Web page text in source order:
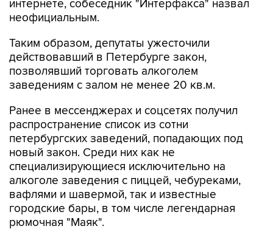
Таким образом, депутаты ужесточили
позволявший торговать алкоголем
заведениям с залом не менее 20 кв.м.
Ранее в мессенджерах и соцсетях получил
петербургских заведений, попадающих под
новый закон. Среди них как не
специализирующиеся исключительно на
алкоголе заведения с пиццей, чебуреками,
вафлями и шавермой, так и известные
городские бары, в том числе легендарная
рюмочная "Маяк".
Владелец одного из городских баров